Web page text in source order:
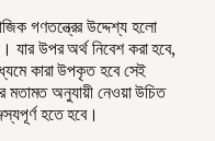
গণতন্ত্রের উদ্দেশ্য হলো
যার উপর অর্থ নিবেশ করা হবে,
কারা উপকৃত হবে সেই
অনুযায়ী নেওয়া উচিত
হতে হবে।